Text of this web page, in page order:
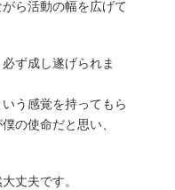
ら活動の幅を広げて
ず成し遂げられま
う感覚を持ってもら
の使命だと思い、
丈夫です。